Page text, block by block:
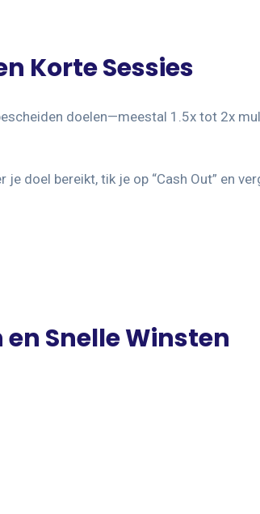
Korte Sessies
doelen—meestal 1.5x tot 2x
doel bereikt, tik je op “Cash Out” en
Snelle Winsten